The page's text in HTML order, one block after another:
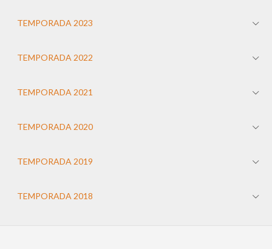
TEMPORADA 2023
TEMPORADA 2022
TEMPORADA 2021
TEMPORADA 2020
TEMPORADA 2019
TEMPORADA 2018